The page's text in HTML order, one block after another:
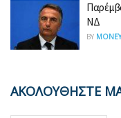
ΝΔ
BY
ΑΚΟΛΟΥΘΗΣΤΕ